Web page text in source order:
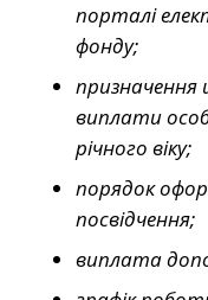
порталі
фонду;
призначення
виплати
річного віку;
порядок
посвідчення;
виплата